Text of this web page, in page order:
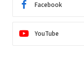
Facebook
YouTube